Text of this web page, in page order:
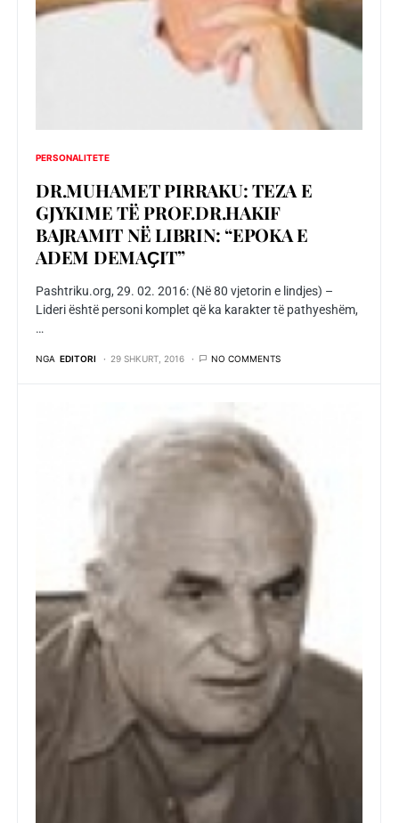
PERSONALITETE
DR.MUHAMET PIRRAKU: TEZA E
GJYKIME TË PROF.DR.HAKIF
BAJRAMIT NË LIBRIN: “EPOKA E
ADEM DEMAҪIT”
Pashtriku.org, 29. 02. 2016: (Në 80 vjetorin e lindjes) –
Lideri është personi komplet që ka karakter të pathyeshëm,
…
NGA EDITORI 29 SHKURT, 2016 NO COMMENTS